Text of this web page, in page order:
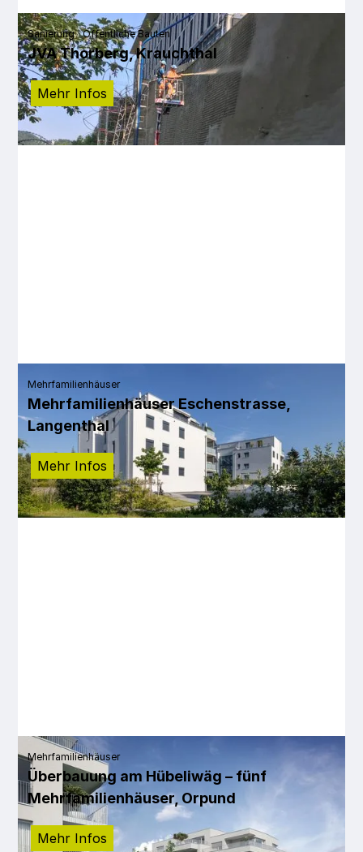
Sanierung Öffentliche Bauten
JVA Thorberg, Krauchthal
Mehr Infos
Mehrfamilienhäuser
Mehrfamilienhäuser Eschenstrasse,
Langenthal
Mehr Infos
Mehrfamilienhäuser
Überbauung am Hübeliwäg – fünf
Mehrfamilienhäuser, Orpund
Mehr Infos